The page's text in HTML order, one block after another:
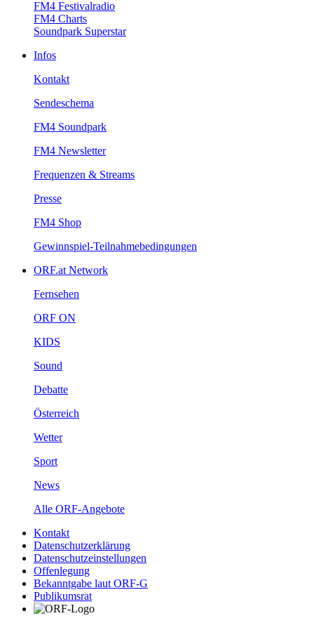
FM4Festivalradio
FM4Charts
SoundparkSuperstar
Infos
Kontakt
Sendeschema
FM4Soundpark
FM4Newsletter
Frequenzen&Streams
Presse
FM4Shop
Gewinnspiel-Teilnahmebedingungen
ORF.atNetwork
Fernsehen
ORFON
KIDS
Sound
Debatte
Österreich
Wetter
Sport
News
AlleORF-Angebote
Kontakt
Datenschutzerklärung
Datenschutzeinstellungen
Offenlegung
BekanntgabelautORF-G
Publikumsrat